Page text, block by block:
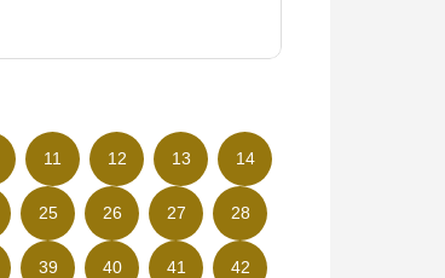
11 12 13 14
25 26 27 28
39 40 41 42